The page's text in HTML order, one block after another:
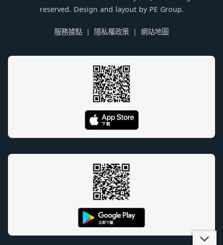
reserved. Design and layout by PE Group.
服務據點 隱私權政策 網站地圖